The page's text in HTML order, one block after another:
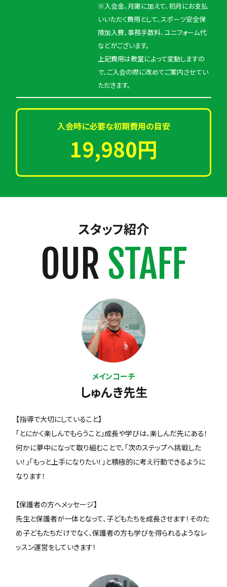
※入会金、月謝に加えて、初月にお支払
いいただく費用として、スポーツ安全保
険加入費、事務手数料、ユニフォーム代
などがございます。
上記費用は教室によって変動しますの
で、ご入会の際に改めてご案内させてい
ただきます。
入会時に必要な初期費用の目安
19,980円
スタッフ紹介
OUR STAFF
メインコーチ
しゅんき先生
【指導で大切にしていること】
「とにかく楽しんでもらうこと」成長や学びは、楽しんだ先にある！
何かに夢中になって取り組むことで、「次のステップへ挑戦した
い！」「もっと上手になりたい！」と積極的に考え行動できるように
なります！
【保護者の方へメッセージ】
先生と保護者が一体となって、子どもたちを成長させます！そのた
め子どもたちだけでなく、保護者の方も学びを得られるようなレ
ッスン運営をしていきます！